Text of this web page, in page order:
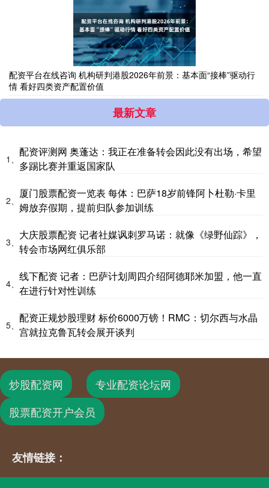
配资平台在线咨询 机构研判港股2026年前景：基本面“接棒”驱动行
情 看好四类资产配置价值
最新文章
1、
配资评测网 奥蓬达：我正在准备转会因此没有出场，希望
多踢比赛并重返国家队
2、
厦门股票配资一览表 每体：巴萨18岁前锋阿卜杜勒·卡里
姆放弃假期，提前归队参加训练
3、
大庆股票配资 记者社媒讽刺罗马诺：就像《绿野仙踪》，
转会市场网红俱乐部
4、
线下配资 记者：巴萨计划周四介绍阿德耶米加盟，他一直
在进行针对性训练
5、
配资正规炒股理财 标价6000万镑！RMC：切尔西与水晶
宫就拉克鲁瓦转会展开谈判
炒股配资网
专业配资论坛网
股票配资开户会员
友情链接：